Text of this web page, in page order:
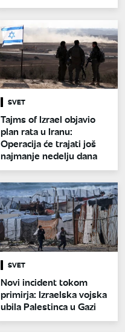
SVET
Tajms of Izrael objavio
plan rata u Iranu:
Operacija će trajati još
najmanje nedelju dana
SVET
Novi incident tokom
primirja: Izraelska vojska
ubila Palestinca u Gazi